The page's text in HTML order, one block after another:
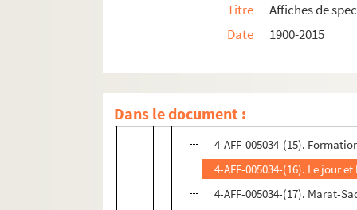
Titre
Affiches de
Date
1900-2015
Dans le document :
4-AFF-005034-(10). La
4-AFF-005034-(14). Fin et
4-AFF-005034-(15).
4-AFF-005034-(16). Le jour
4-AFF-005034-(17). Marat-